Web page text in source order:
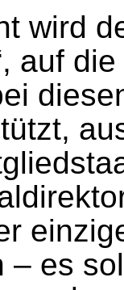
wird
auf
– es